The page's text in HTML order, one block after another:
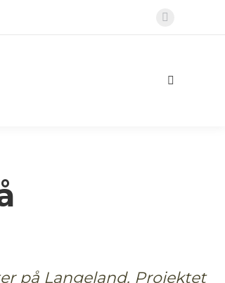
in
Search:
på Langeland. Projektet